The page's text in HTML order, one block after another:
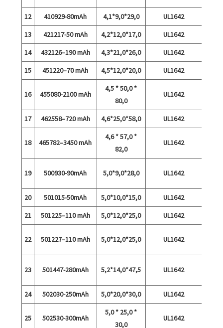
12
410929-80mAh 4,1*9,0*29,0
UL1642
13
421217-50 mAh 4,2*12,0*17,0
UL1642
14
432126–190 mAh 4,3*21,0*26,0
UL1642
15
451220–70 mAh 4,5*12,0*20,0 UL1642
16 455080-2100 mAh
4,5 * 50,0 *
80,0
UL1642
17 462558–720 mAh 4,6*25,0*58,0 UL1642
18 465782–3450 mAh
4,6 * 57,0 *
82,0
UL1642
19 500930-90mAh 5,0*9,0*28,0 UL1642
20
501015-50mAh 5,0*10,0*15,0
UL1642
21
501225–110 mAh 5,0*12,0*25,0 UL1642
22 501227–110 mAh 5,0*12,0*25,0 UL1642
23 501447-280mAh 5,2*14,0*47,5 UL1642
24
502030-250mAh 5,0*20,0*30,0 UL1642
25 502530-300mAh
5,0 * 25,0 *
30,0
UL1642